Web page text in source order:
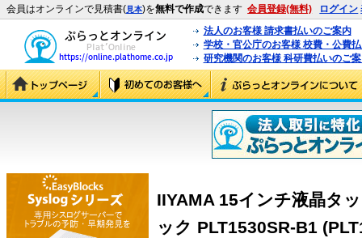
会員はオンラインで見積書(見本)を無料で作成できます 会員登録(無料) ログイン
法人のお客様 請求書払いのご案内
学校・官公庁のお客様 校費・公費
研究機関のお客様 科研費払いのご
IIYAMA 15インチ液晶タ
ック PLT1530SR-B1